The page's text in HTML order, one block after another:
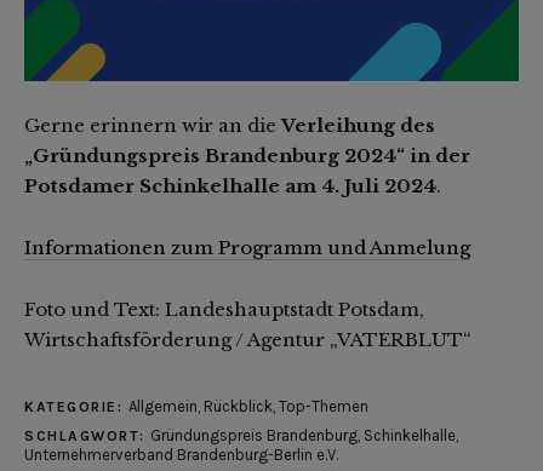
Gerne erinnern wir an dieVerleihung des
„Gründungspreis Brandenburg 2024“ in der
Potsdamer Schinkelhalle am 4. Juli 2024.
Informationen zum Programm und Anmelung
Foto und Text: Landeshauptstadt Potsdam,
Wirtschaftsförderung / Agentur „VATERBLUT“
KATEGORIE: Allgemein, Rückblick, Top-Themen
SCHLAGWORT: Gründungspreis Brandenburg, Schinkelhalle,
Unternehmerverband Brandenburg-Berlin e.V.